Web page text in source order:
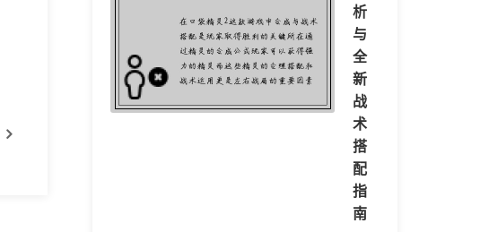
析
与
全
新
战
术
搭
配
指
南